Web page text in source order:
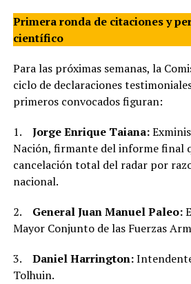
Primera ronda de citaciones y
científico
Para las próximas semanas, la
ciclo de declaraciones
primeros convocados figuran:
1. Jorge Enrique Taiana:
Nación, firmante del informe final
cancelación total del radar por
nacional.
2. General Juan Manuel Paleo:
Mayor Conjunto de las Fuerzas
3. Daniel Harrington:
Tolhuin.